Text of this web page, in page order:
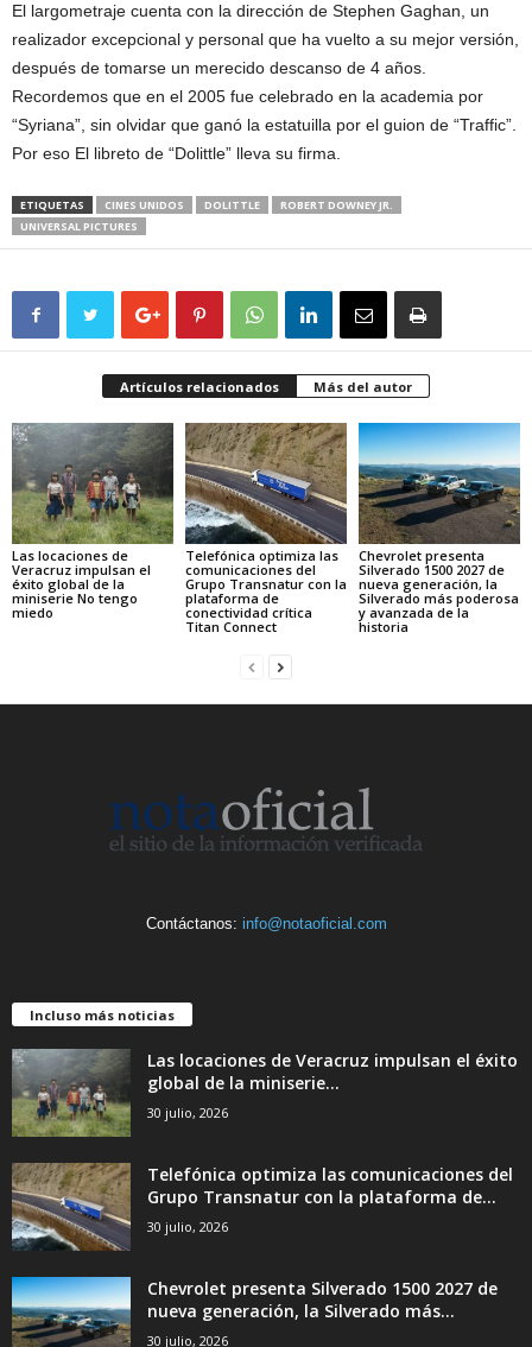
El largometraje cuenta con la dirección de Stephen Gaghan, un
realizador excepcional y personal que ha vuelto a su mejor versión,
después de tomarse un merecido descanso de 4 años.
Recordemos que en el 2005 fue celebrado en la academia por
“Syriana”, sin olvidar que ganó la estatuilla por el guion de “Traffic”.
Por eso El libreto de “Dolittle” lleva su firma.
ETIQUETAS CINES UNIDOS DOLITTLE
ROBERT DOWNEY JR.
UNIVERSAL PICTURES
Artículos relacionados Más del autor
Las locaciones de
Veracruz impulsan el
éxito global de la
miniserie No tengo
miedo
Telefónica optimiza las
comunicaciones del
Grupo Transnatur con la
plataforma de
conectividad crítica
Titan Connect
Chevrolet presenta
Silverado 1500 2027 de
nueva generación, la
Silverado más poderosa
y avanzada de la
historia
Contáctanos: info@notaoficial.com
Incluso más noticias
Las locaciones de Veracruz impulsan el éxito
global de la miniserie...
30 julio, 2026
Telefónica optimiza las comunicaciones del
Grupo Transnatur con la plataforma de...
30 julio, 2026
Chevrolet presenta Silverado 1500 2027 de
nueva generación, la Silverado más...
30 julio, 2026